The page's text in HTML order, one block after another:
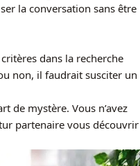
la conversation sans être
dans la recherche
non, il faudrait susciter un
de mystère. Vous n’avez
partenaire vous découvrir